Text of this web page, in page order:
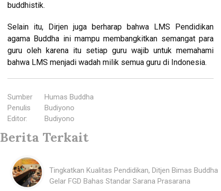
buddhistik.
Selain itu, Dirjen juga berharap bahwa LMS Pendidikan
agama Buddha ini mampu membangkitkan semangat para
guru oleh karena itu setiap guru wajib untuk memahami
bahwa LMS menjadi wadah milik semua guru di Indonesia.
Sumber
:
Humas Buddha
Penulis
:
Budiyono
Editor: Budiyono
Berita Terkait
Tingkatkan Kualitas Pendidikan, Ditjen Bimas Buddha
Gelar FGD Bahas Standar Sarana Prasarana